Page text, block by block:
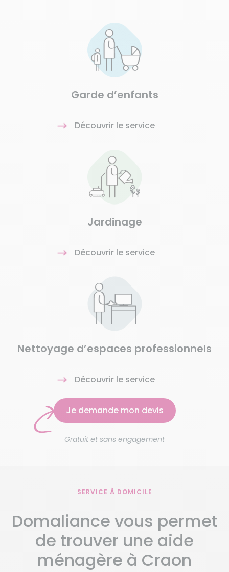
Garde d’enfants
Découvrir le service
Jardinage
Découvrir le service
Nettoyage d’espaces professionnels
Découvrir le service
Je demande mon devis
Gratuit et sans engagement
SERVICE À DOMICILE
Domaliance vous permet
de trouver une aide
ménagère à Craon